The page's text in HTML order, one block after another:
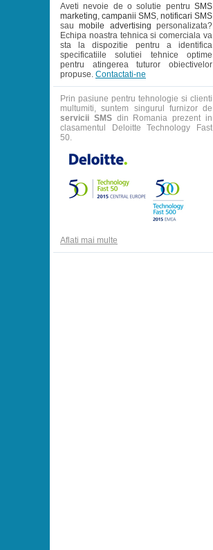
Aveti nevoie de o solutie pentru SMS
marketing, campanii SMS, notificari SMS
saumobile advertising personalizata?
Echipa noastra tehnica si comerciala va
sta la dispozitie pentru a identifica
specificatiile solutiei tehnice optime
pentru atingerea tuturor obiectivelor
propuse. Contactati-ne
Prin pasiune pentru tehnologie si clienti
multumiti, suntem singurul furnizor de
servicii SMSdin Romania prezent in
clasamentul Deloitte Technology Fast
50.
Aflati mai multe